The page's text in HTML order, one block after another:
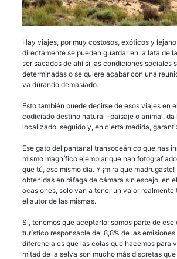
Hay viajes, por muy costosos, exóticos y
directamente se pueden guardar en la lata de
ser sacados de ahí si las condiciones sociales
determinadas o se quiere acabar con una
va durando demasiado.
Esto también puede decirse de esos viajes en
codiciado destino natural -paisaje o animal, da
localizado, seguido y, en cierta medida,
Ese gato del pantanal transoceánico que has
mismo magnífico ejemplar que han
que tú, ese mismo día. Y ¡mira que
obtenidas en ráfaga de cámara sin espejo, en
ocasiones, solo van a tener un valor realmente
el autor de las mismas.
Sí, tenemos que aceptarlo: somos parte de
turístico responsable del 8,8% de las emisiones
diferencia es que las colas que hacemos para
mitad de la selva son mucho más discretas